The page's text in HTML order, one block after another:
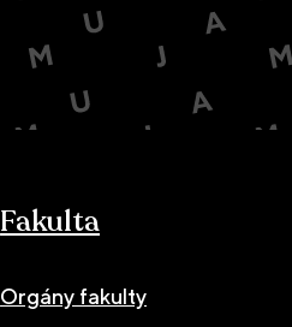
Fakulta
Orgány fakulty